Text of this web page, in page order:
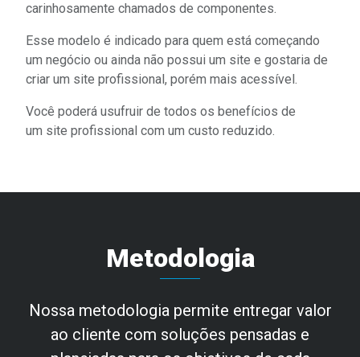
carinhosamente chamados de componentes.
Esse modelo é indicado para quem está começando
um negócio ou ainda não possui um site e gostaria de
criar um site profissional, porém mais acessível.
Você poderá usufruir de todos os benefícios de
um site profissional com um custo reduzido.
Metodologia
Nossa metodologia permite entregar valor
ao cliente com soluções pensadas e